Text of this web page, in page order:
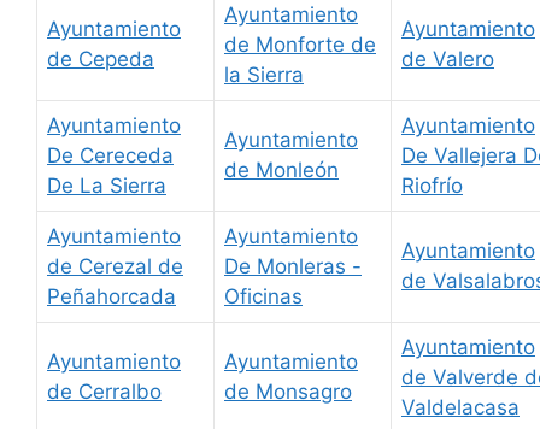
Ayuntamiento
de Cepeda
Ayuntamiento
de Monforte de
la Sierra
Ayuntamiento
de Valero
Ayuntamiento
De Cereceda
De La Sierra
Ayuntamiento
de Monleón
Ayuntamiento
De Vallejera
Riofrío
Ayuntamiento
de Cerezal de
Peñahorcada
Ayuntamiento
De Monleras -
Oficinas
Ayuntamiento
de
Ayuntamiento
de Cerralbo
Ayuntamiento
de Monsagro
Ayuntamiento
de Valverde
Valdelacasa